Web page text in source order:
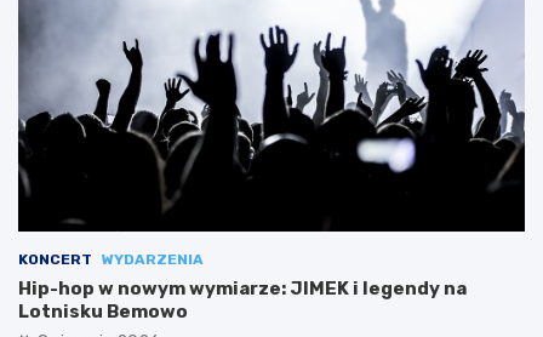
KONCERT WYDARZENIA
Hip-hop w nowym wymiarze: JIMEK i legendy na
Lotnisku Bemowo